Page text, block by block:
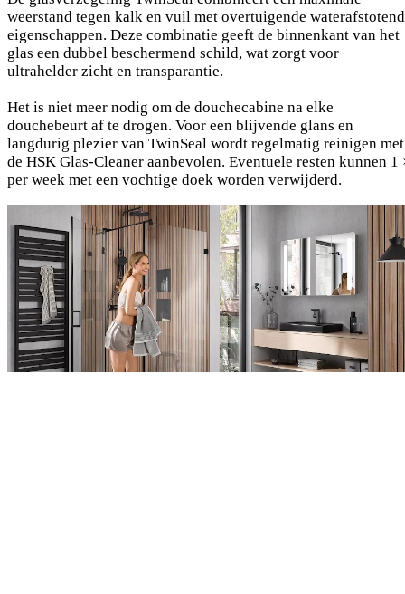
weerstand tegen kalk en vuil met overtuigende
eigenschappen. Deze combinatie geeft de binnenkant van het
glas een dubbel beschermend schild, wat zorgt voor
ultrahelder zicht en transparantie.
Het is niet meer nodig om de douchecabine na elke
douchebeurt af te drogen. Voor een blijvende glans en
langdurig plezier van TwinSeal wordt regelmatig reinigen met
de HSK Glas-Cleaner aanbevolen. Eventuele resten kunnen 1
per week met een vochtige doek worden verwijderd.